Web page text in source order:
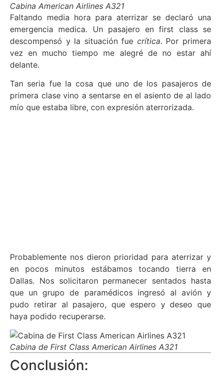
Cabina American Airlines A321
Faltando media hora para aterrizar se declaró una
emergencia medica. Un pasajero en first class se
descompensó y la situación fue crítica. Por primera
vez en mucho tiempo me alegré de no estar ahí
delante.
Tan seria fue la cosa que uno de los pasajeros de
primera clase vino a sentarse en el asiento de al lado
mío que estaba libre, con expresión aterrorizada.
Probablemente nos dieron prioridad para aterrizar y
en pocos minutos estábamos tocando tierra en
Dallas. Nos solicitaron permanecer sentados hasta
que un grupo de paramédicos ingresó al avión y
pudo retirar al pasajero, que espero y deseo que
haya podido recuperarse.
Cabina de First Class American Airlines A321
Conclusión: